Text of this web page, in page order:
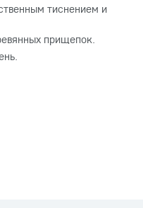
тиснением и
прищепок.